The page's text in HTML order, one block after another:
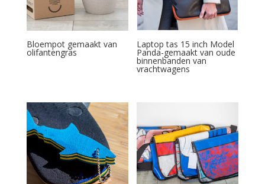
Bloempot gemaakt van
olifantengras
Laptop tas 15 inch Model
Panda-gemaakt van oude
binnenbanden van
vrachtwagens